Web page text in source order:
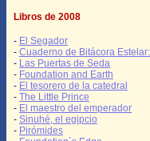
Libros de 2008
- El Segador
- Cuaderno de Bitácora
- Las Puertas de Seda
- Foundation and Earth
- El tesorero de la catedral
- The Little Prince
- El maestro del emperador
- Sinuhé, el egipcio
- Pirómides